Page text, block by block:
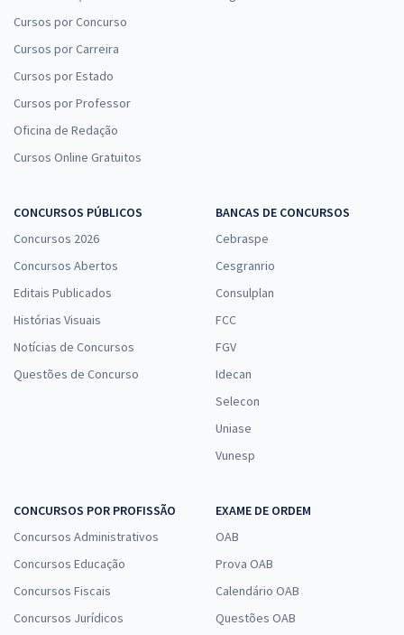
Cursos por Concurso
Cursos por Carreira
Cursos por Estado
Cursos por Professor
Oficina de Redação
Cursos Online Gratuitos
CONCURSOS PÚBLICOS
Concursos 2026
Concursos Abertos
Editais Publicados
Histórias Visuais
Notícias de Concursos
Questões de Concurso
BANCAS DE CONCURSOS
Cebraspe
Cesgranrio
Consulplan
FCC
FGV
Idecan
Selecon
Uniase
Vunesp
CONCURSOS POR PROFISSÃO
Concursos Administrativos
Concursos Educação
Concursos Fiscais
Concursos Jurídicos
EXAME DE ORDEM
OAB
Prova OAB
Calendário OAB
Questões OAB